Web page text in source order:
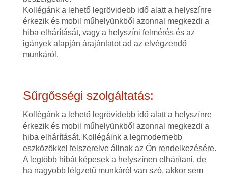
Kollégánk a lehető legrövidebb idő alatt a helyszínre
érkezik és mobil műhelyünkből azonnal megkezdi a
hiba elhárítását, vagy a helyszíni felmérés és az
igányek alapján árajánlatot ad az elvégzendő
munkáról.
Sűrgősségi szolgáltatás:
Kollégánk a lehető legrövidebb idő alatt a helyszínre
érkezik és mobil műhelyünkből azonnal megkezdi a
hiba elhárítását. Kollégáink a legmodernebb
eszközökkel felszerelve állnak az Ön rendelkezésére.
A legtöbb hibát képesek a helyszínen elhárítani, de
ha nagyobb lélgzetű munkáról van szó, akkor sem